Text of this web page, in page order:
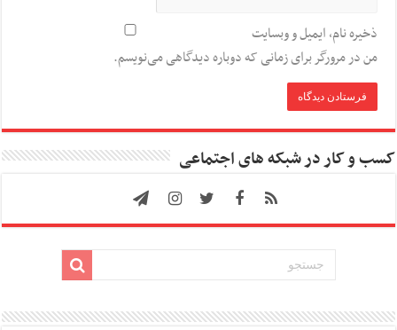
ذخیره نام، ایمیل و وبسایت
من در مرورگر برای زمانی که دوباره دیدگاهی می‌نویسم.
کسب و کار در شبکه های اجتماعی